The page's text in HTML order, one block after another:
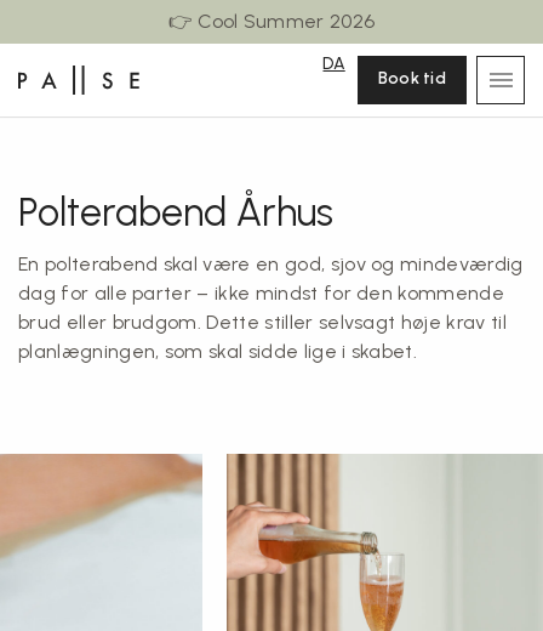
👉 Cool Summer 2026
DA
Book tid
Polterabend Århus
En polterabend skal være en god, sjov og mindeværdig
dag for alle parter – ikke mindst for den kommende
brud eller brudgom. Dette stiller selvsagt høje krav til
planlægningen, som skal sidde lige i skabet.